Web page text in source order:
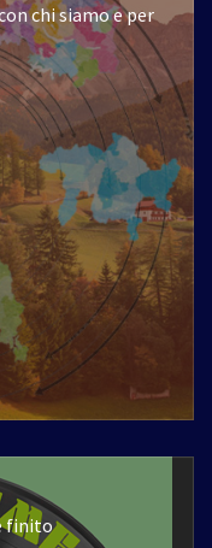
chi siamo e per
finito